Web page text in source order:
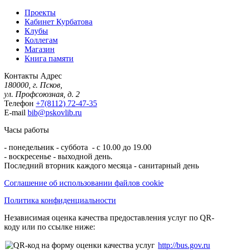
Проекты
Кабинет Курбатова
Клубы
Коллегам
Магазин
Книга памяти
Контакты Адрес
180000, г. Псков,
ул. Профсоюзная, д. 2
Телефон +7(8112) 72-47-35
E-mail bib@pskovlib.ru
Часы работы
- понедельник - суббота - с 10.00 до 19.00
- воскресенье - выходной день.
Последний вторник каждого месяца - санитарный день
Соглашение об использовании файлов cookie
Политика конфиденциальности
Независимая оценка качества предоставления услуг по QR-
коду или по ссылке ниже:
http://bus.gov.ru